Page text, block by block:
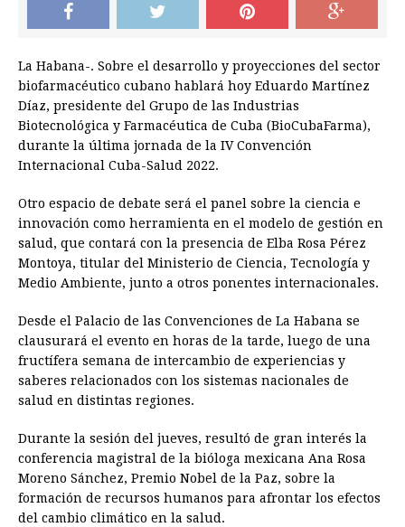
La Habana-. Sobre el desarrollo y proyecciones del sector
biofarmacéutico cubano hablará hoy Eduardo Martínez
Díaz, presidente del Grupo de las Industrias
Biotecnológica y Farmacéutica de Cuba (BioCubaFarma),
durante la última jornada de la IV Convención
Internacional Cuba-Salud 2022.
Otro espacio de debate será el panel sobre la ciencia e
innovación como herramienta en el modelo de gestión en
salud, que contará con la presencia de Elba Rosa Pérez
Montoya, titular del Ministerio de Ciencia, Tecnología y
Medio Ambiente, junto a otros ponentes internacionales.
Desde el Palacio de las Convenciones de La Habana se
clausurará el evento en horas de la tarde, luego de una
fructífera semana de intercambio de experiencias y
saberes relacionados con los sistemas nacionales de
salud en distintas regiones.
Durante la sesión del jueves, resultó de gran interés la
conferencia magistral de la bióloga mexicana Ana Rosa
Moreno Sánchez, Premio Nobel de la Paz, sobre la
formación de recursos humanos para afrontar los efectos
del cambio climático en la salud.